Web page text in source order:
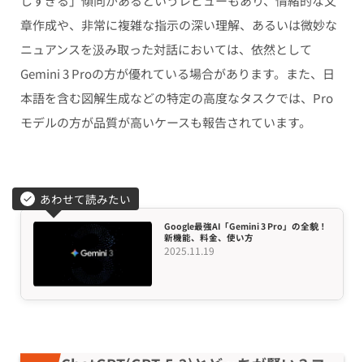
章作成や、非常に複雑な指示の深い理解、あるいは微妙な
ニュアンスを汲み取った対話においては、依然として
Gemini 3 Proの方が優れている場合があります。また、日
本語を含む図解生成などの特定の高度なタスクでは、Pro
モデルの方が品質が高いケースも報告されています。
あわせて読みたい
Google最強AI「Gemini 3 Pro」の全貌！
新機能、料金、使い方
2025.11.19